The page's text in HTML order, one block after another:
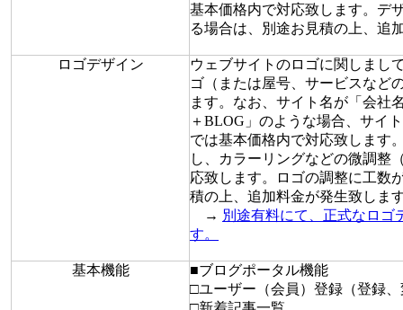
基本価格内で対応致します。デ
る場合は、別途お見積の上、追
ロゴデザイン
ウェブサイトのロゴに関しまし
ゴ（または屋号、サービスなど
ます。なお、サイト名が「会社
＋BLOG」のような場合、サイ
では基本価格内で対応致します
し、カラーリングなどの微調整
応致します。ロゴの調整に工数
積の上、追加料金が発生致しま
→ 別途有料にて、正式なロゴ
す。
基本機能
■ブログポータル機能
□ユーザー（会員）登録（登録